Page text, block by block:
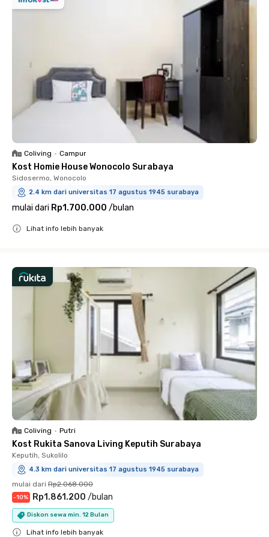
Coliving • Campur
Kost Homie House Wonocolo Surabaya
Sidosermo, Wonocolo
2.4 km dari universitas 17 agustus 1945 surabaya
mulai dari Rp1.700.000 /bulan
Lihat info lebih banyak
Coliving • Putri
Kost Rukita Sanova Living Keputih Surabaya
Keputih, Sukolilo
4.3 km dari universitas 17 agustus 1945 surabaya
mulai dari Rp2.068.000
-10% Rp1.861.200 /bulan
Diskon sewa min. 12 Bulan
Lihat info lebih banyak